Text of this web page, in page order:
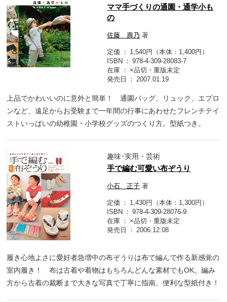
ママ手づくりの通園・通学小も
の
佐藤 壽乃 著
定価
1,540円（本体：1,400円）
ISBN
978-4-309-28083-7
在庫
×品切・重版未定
発売日
2007.01.19
上品でかわいいのに意外と簡単！ 通園バッグ、リュック、エプロ
ンなど、遠足からお受験まで一年間の行事にあわせたフレンチテイ
ストいっぱいの幼稚園・小学校グッズのつくり方。型紙つき。
趣味･実用・芸術
手で編む可愛い布ぞうり
小石 正子 著
定価
1,430円（本体：1,300円）
ISBN
978-4-309-28076-9
在庫
×品切・重版未定
発売日
2006.12.08
履き心地よさに愛好者急増中の布ぞうりは布で編んで作る新感覚の
室内履き！ 布は古着や着物はもちろんどんな素材でもOK。編み
方から古着の裁断まで大きな写真で丁寧に指南。便利な型紙付き！